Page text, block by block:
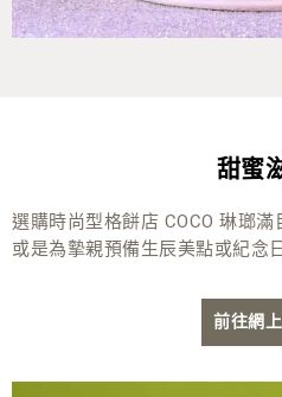
甜蜜
選購時尚型格餅店 COCO 琳瑯
或是為摰親預備生辰美點或紀念
前往網